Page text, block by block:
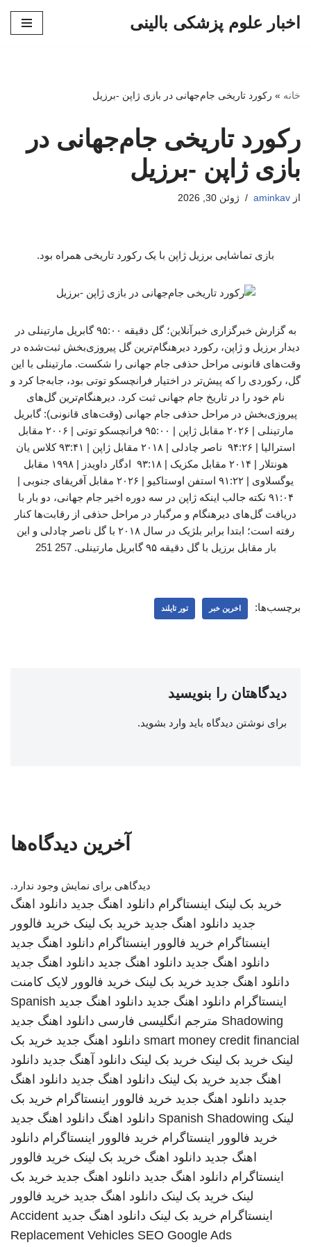
اخبار علوم پزشکی بالینی
خانه » رکورد تاریخی جام‌جهانی در بازی ژاپن -برزیل
رکورد تاریخی جام‌جهانی در
بازی ژاپن -برزیل
از aminkav ژوئن 30, 2026
بازی تماشایی برزیل ژاپن با یک رکورد تاریخی همراه بود.
به گزارش خبرگزاری خبرآنلاین؛ گل دقیقه ۹۵:۰۰ گابریل مارتینلی در
دیدار برزیل و ژاپن، رکورد دیرهنگام‌ترین گل پیروزی‌بخش ثبت‌شده در
وقت‌های قانونی مراحل حذفی جام جهانی را شکست. مارتینلی با این
گل، رکوردی را که پیش‌تر در اختیار فرانچسکو توتی بود، جابه‌جا کرد و
نام خود را در تاریخ جام جهانی ثبت کرد. دیرهنگام‌ترین گل‌های
پیروزی‌بخش در مراحل حذفی جام جهانی (وقت‌های قانونی): گابریل
مارتینلی | ۲۰۲۶ مقابل ژاپن | ۹۵:۰۰ فرانچسکو توتی | ۲۰۰۶ مقابل
استرالیا | ۹۴:۲۶ ناصر چادلی | ۲۰۱۸ مقابل ژاپن | ۹۳:۴۱ کلاس یان
هونتلار | ۲۰۱۴ مقابل مکزیک | ۹۳:۱۸ ادگار داویدز | ۱۹۹۸ مقابل
یوگسلاوی | ۹۱:۲۲ استفن اوستاکیو | ۲۰۲۶ مقابل آفریقای جنوبی |
۹۱:۰۴ نکته جالب اینکه ژاپن در سه دوره اخیر جام جهانی، دو بار با
دریافت گل‌های دیرهنگام و مرگبار در مراحل حذفی از رقابت‌ها کنار
رفته است؛ ابتدا برابر بلژیک در سال ۲۰۱۸ با گل ناصر چادلی و این
بار مقابل برزیل با گل دقیقه ۹۵ گابریل مارتینلی. 257 251
برچسب‌ها: اخرین خبر تور تایلند
دیدگاهتان را بنویسید
برای نوشتن دیدگاه باید وارد بشوید.
آخرین دیدگاه‌ها
دیدگاهی برای نمایش وجود ندارد.
خرید بک لینک اینستاگرام دانلود اهنگ جدید دانلود اهنگ
جدید دانلود اهنگ جدید خرید بک لینک خرید فالوور
اینستاگرام خرید فالوور اینستاگرام دانلود اهنگ جدید
دانلود اهنگ جدید دانلود اهنگ جدید دانلود اهنگ جدید
دانلود اهنگ جدید خرید بک لینک خرید فالوور لایک کامنت
اینستاگرام دانلود اهنگ جدید دانلود اهنگ جدید Spanish
Shadowing مترجم انگلیسی فارسی دانلود اهنگ جدید
smart money credit financial دانلود اهنگ جدید خرید بک
لینک خرید بک لینک خرید بک لینک دانلود آهنگ جدید دانلود
اهنگ جدید خرید بک لینک دانلود اهنگ جدید دانلود اهنگ
جدید دانلود اهنگ جدید خرید فالوور اینستاگرام خرید بک
لینک Spanish Shadowing دانلود اهنگ دانلود اهنگ جدید
خرید فالوور اینستاگرام خرید فالوور اینستاگرام دانلود
اهنگ جدید دانلود اهنگ خرید بک لینک خرید فالوور
اینستاگرام دانلود اهنگ جدید دانلود اهنگ جدید خرید بک
لینک خرید بک لینک دانلود اهنگ جدید خرید فالوور
اینستاگرام خرید بک لینک دانلود اهنگ جدید Accident
Replacement Vehicles SEO Google Ads